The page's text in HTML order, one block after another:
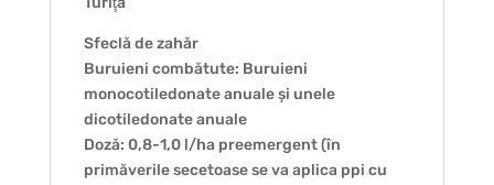
Sfeclă de zahăr
Buruieni combătute: Buruieni
monocotiledonate anuale și unele
dicotiledonate anuale
Doză: 0,8-1,0 l/ha preemergent (în
primăverile secetoase se va aplica ppi cu